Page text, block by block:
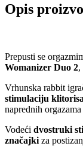
Opis
Prepusti se
Womanizer Duo 2,
Vrhunska rabbit
stimulaciju
naprednih
Vodeći dvostruki
značajki za